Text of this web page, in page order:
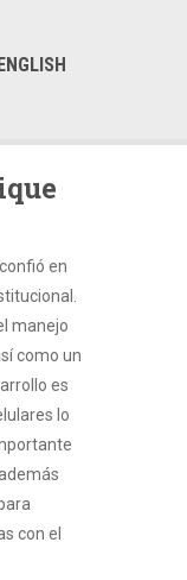
en
manejo
como un
es
lo
con el